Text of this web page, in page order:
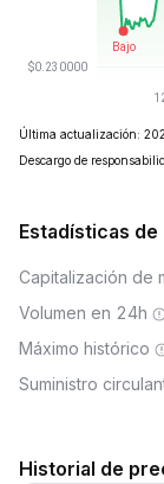
Última actualización:
Descargo de
Estadísticas
Capitalización de
Volumen en 24h
Máximo histórico
Suministro
Historial de